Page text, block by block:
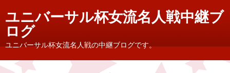
ユニバーサル杯女流名人戦中継ブ
ログ
ユニバーサル杯女流名人戦の中継ブログです。